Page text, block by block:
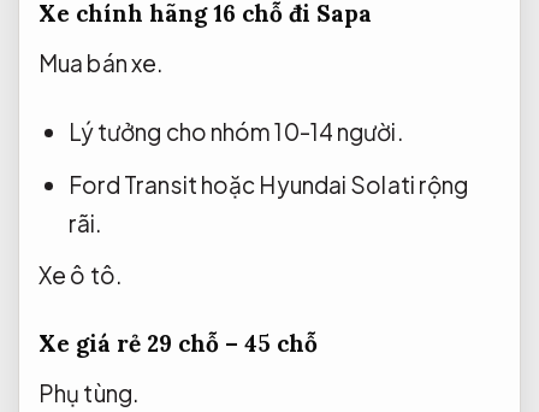
Xe chính hãng 16 chỗ đi Sapa
Mua bán xe.
Lý tưởng cho nhóm 10-14 người.
Ford Transit hoặc Hyundai Solati rộng
rãi.
Xe ô tô.
Xe giá rẻ 29 chỗ – 45 chỗ
Phụ tùng.